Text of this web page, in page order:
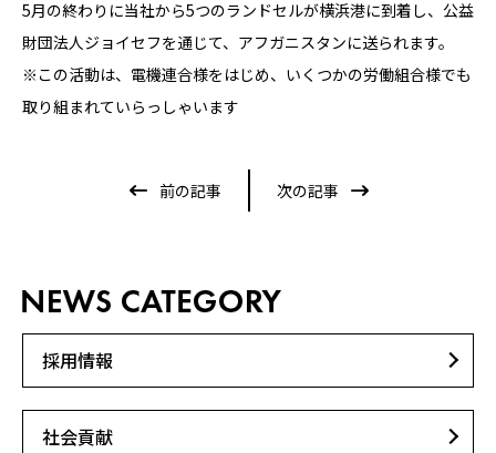
5月の終わりに当社から5つのランドセルが横浜港に到着し、公益
財団法人ジョイセフを通じて、アフガニスタンに送られます。
※この活動は、電機連合様をはじめ、いくつかの労働組合様でも
取り組まれていらっしゃいます
前の記事 次の記事
採用情報
社会貢献